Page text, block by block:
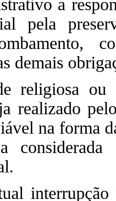
a
pela
demais
religiosa ou
realizado
na forma